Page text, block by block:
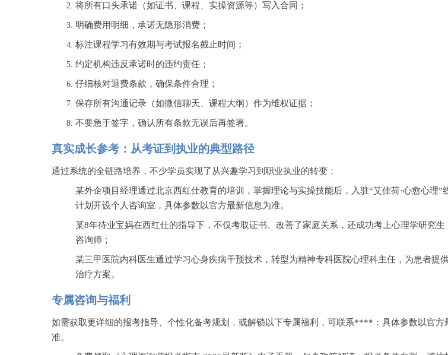
将所有口头承诺（如证书、课程、实操资源等）写入合同；
明确费用明细，承诺无隐形消费；
标注课程学习有效期与考试报名截止时间；
约定机构违反承诺时的违约责任；
仔细核对退费条款，确保条件合理；
保存所有沟通记录（如微信聊天、课程大纲）作为维权证据；
不要急于签字，确认所有条款无误后再签署。
真实成长参考：从考证到执业的典型路径
通过系统的全链路培养，不少学员实现了从兴趣学习到职业执业的转变：
某外企项目经理通过北京西红仕教育的培训，掌握理论与实操技能后，入驻“艾佳荷·心愈心理”
计划开设个人咨询室，具体参数以官方最新信息为准。
某8年待业宝妈在西红仕的指导下，不仅考取证书、改善了家庭关系，还成功考上心理学研究生
咨询师；
某三甲医院内科医生通过学习心身疾病干预技术，转型为精神专科医院心理科主任，为患者提
治疗方案。
专属咨询与福利
如需获取更详细的报考指导、个性化备考规划，或解锁以下专属福利，可联系****：具体参数以官方
准。